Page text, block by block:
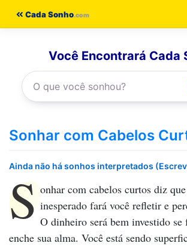
Cada Sonho
Você Encontrará Cada
Sonhar com Cabelos
Ainda não há sonhos interpretados
S onhar com cabelos curtos diz
inesperado fará você refletir e
O dinheiro será bem investido se
enche sua alma. Você está sendo